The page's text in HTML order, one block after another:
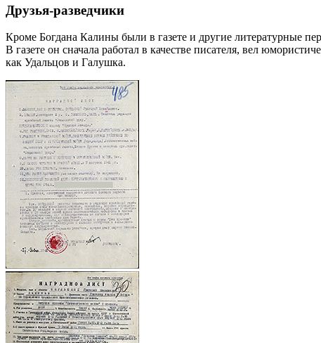
Друзья-разведчики
Кроме Богдана Калины были в газете и другие литературные
В газете он сначала работал в качестве писателя, вел
как Удальцов и Галушка.